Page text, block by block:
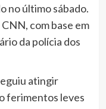
no último sábado.
com base em
da polícia dos
atingir
ferimentos leves